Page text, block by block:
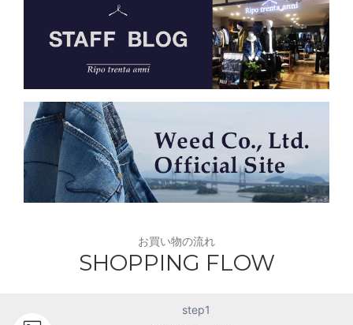
お買い物の流れ
SHOPPING FLOW
step1